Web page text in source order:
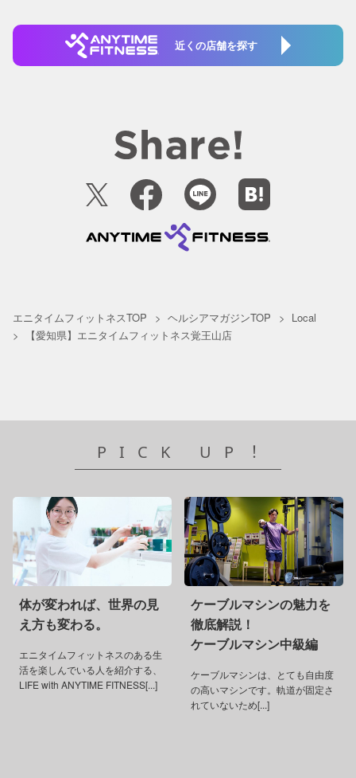
近くの店舗を探す
エニタイムフィットネスTOP ヘルシアマガジンTOP
Local
【愛知県】エニタイムフィットネス覚王山店
PICK UP！
体が変われば、世界の見
え方も変わる。
エニタイムフィットネスのある生
活を楽しんでいる人を紹介する、
LIFE with ANYTIME FITNESS[...]
ケーブルマシンの魅力を
徹底解説！
ケーブルマシン中級編
ケーブルマシンは、とても自由度
の高いマシンです。軌道が固定さ
れていないため[...]